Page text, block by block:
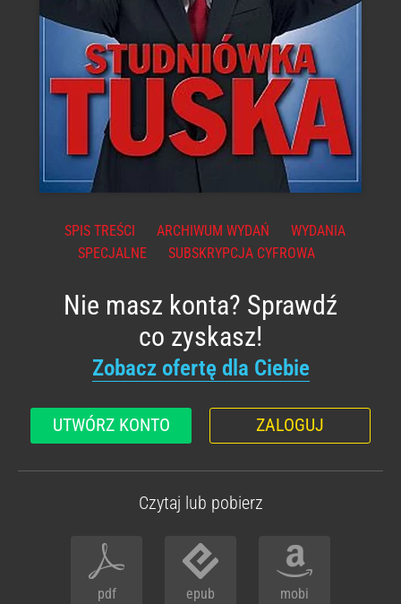
SPIS TREŚCI ARCHIWUM WYDAŃ
WYDANIA
SPECJALNE
SUBSKRYPCJA CYFROWA
Nie masz konta? Sprawdź
co zyskasz!
Zobacz ofertę dla Ciebie
UTWÓRZ KONTO ZALOGUJ
Czytaj lub pobierz
pdf epub mobi